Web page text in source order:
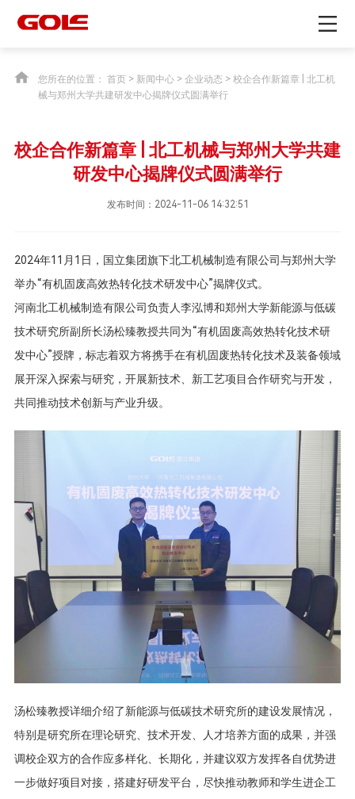
您所在的位置： 首页> 新闻中心> 企业动态 > 校企合作新篇章 | 北工机
械与郑州大学共建研发中心揭牌仪式圆满举行
校企合作新篇章 | 北工机械与郑州大学共建
研发中心揭牌仪式圆满举行
发布时间：2024-11-06 14:32:51
2024年11月1日，国立集团旗下北工机械制造有限公司与郑州大学
举办“有机固废高效热转化技术研发中心”揭牌仪式。
河南北工机械制造有限公司负责人李泓博和郑州大学新能源与低碳
技术研究所副所长汤松臻教授共同为“有机固废高效热转化技术研
发中心”授牌，标志着双方将携手在有机固废热转化技术及装备领域
展开深入探索与研究，开展新技术、新工艺项目合作研究与开发，
共同推动技术创新与产业升级。
汤松臻教授详细介绍了新能源与低碳技术研究所的建设发展情况，
特别是研究所在理论研究、技术开发、人才培养方面的成果，并强
调校企双方的合作应多样化、长期化，并建议双方发挥各自优势进
一步做好项目对接，搭建好研发平台，尽快推动教师和学生进企工